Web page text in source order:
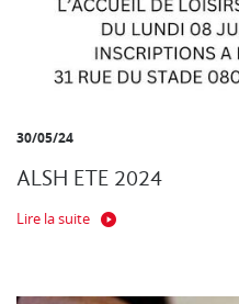
30/05/24
ALSH ETE 2024
Lire la suite